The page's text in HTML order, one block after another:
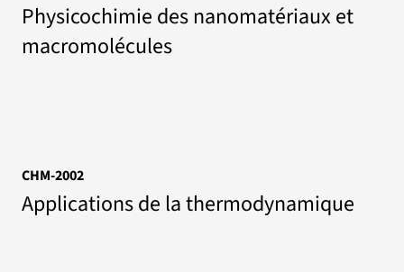
Physicochimie des nanomatériaux et
macromolécules
CHM-2002
Applications de la thermodynamique